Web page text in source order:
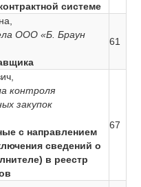
системе
ООО «Б. Браун
61
контроля
закупок
с направлением
сведений о
в реестр
67